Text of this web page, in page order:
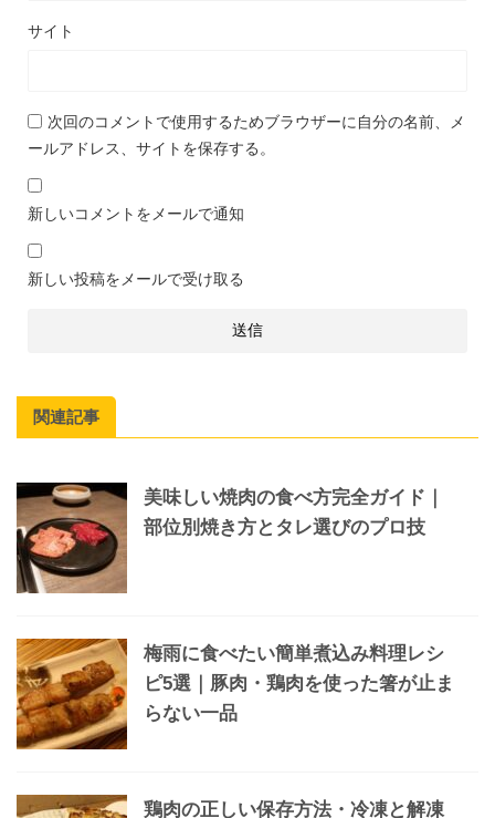
サイト
次回のコメントで使用するためブラウザーに自分の名前、メ
ールアドレス、サイトを保存する。
新しいコメントをメールで通知
新しい投稿をメールで受け取る
関連記事
美味しい焼肉の食べ方完全ガイド｜
部位別焼き方とタレ選びのプロ技
梅雨に食べたい簡単煮込み料理レシ
ピ5選｜豚肉・鶏肉を使った箸が止ま
らない一品
鶏肉の正しい保存方法・冷凍と解凍